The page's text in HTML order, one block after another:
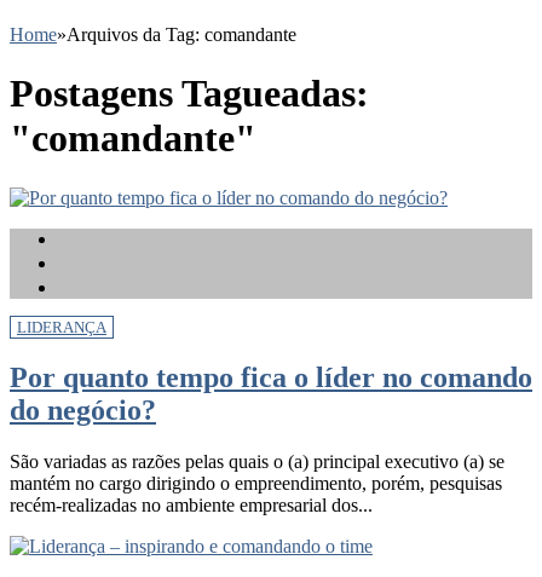
Home»Arquivos da Tag: comandante
Postagens Tagueadas:
"comandante"
LIDERANÇA
Por quanto tempo fica o líder no comando
do negócio?
São variadas as razões pelas quais o (a) principal executivo (a) se
mantém no cargo dirigindo o empreendimento, porém, pesquisas
recém-realizadas no ambiente empresarial dos...